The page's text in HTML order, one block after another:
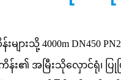
ားသို့ 4000m DN450
မံကိန်း၏ အမြီးသိုလှောင်ရုံ၊